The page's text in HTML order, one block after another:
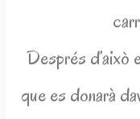
Després d’això
que es donarà